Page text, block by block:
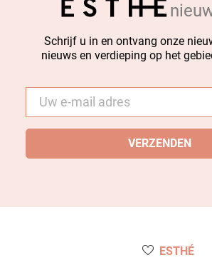
Schrijf u in en ontvang onze
nieuws en verdieping op het
mail *
ESTHÉ